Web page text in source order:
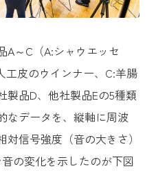
A～C（A:シャウエッセ
工皮のウインナー、C:羊腸
製品D、他社製品Eの5種類
なデータを、縦軸に周波
信号強度（音の大きさ）
の変化を示したのが下図